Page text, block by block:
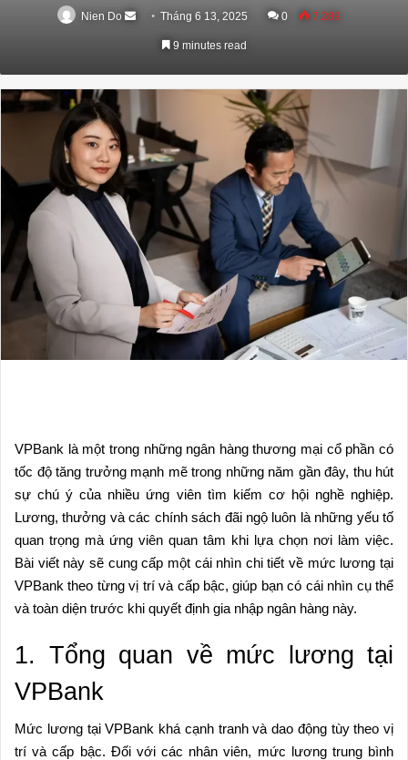
Nien Do
SendTháng 6 13, 2025 0 7.289
9 minutes read
VPBank là một trong những ngân hàng thương mại cổ phần có
tốc độ tăng trưởng mạnh mẽ trong những năm gần đây, thu hút
sự chú ý của nhiều ứng viên tìm kiếm cơ hội nghề nghiệp.
Lương, thưởng và các chính sách đãi ngộ luôn là những yếu tố
quan trọng mà ứng viên quan tâm khi lựa chọn nơi làm việc.
Bài viết này sẽ cung cấp một cái nhìn chi tiết về mức lương tại
VPBank theo từng vị trí và cấp bậc, giúp bạn có cái nhìn cụ thể
và toàn diện trước khi quyết định gia nhập ngân hàng này.
1. Tổng quan về mức lương tại
VPBank
Mức lương tại VPBank khá cạnh tranh và dao động tùy theo vị
trí và cấp bậc. Đối với các nhân viên, mức lương trung bình